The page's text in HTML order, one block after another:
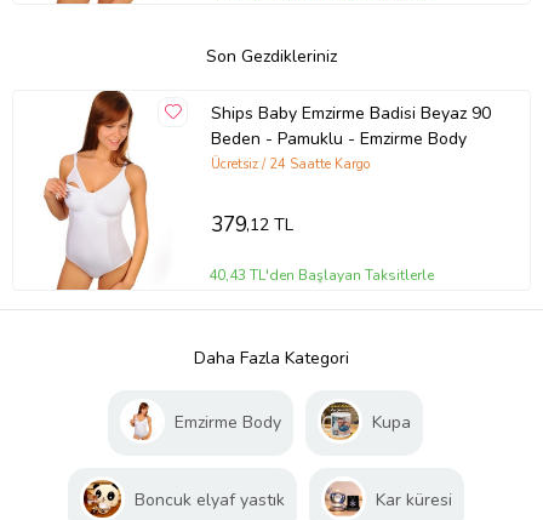
Son Gezdikleriniz
Ships Baby Emzirme Badisi Beyaz 90
Beden - Pamuklu - Emzirme Body
Ücretsiz / 24 Saatte Kargo
379,12 TL
40,43 TL'den Başlayan Taksitlerle
Daha Fazla Kategori
Emzirme Body Kupa
Boncuk elyaf yastık Kar küresi